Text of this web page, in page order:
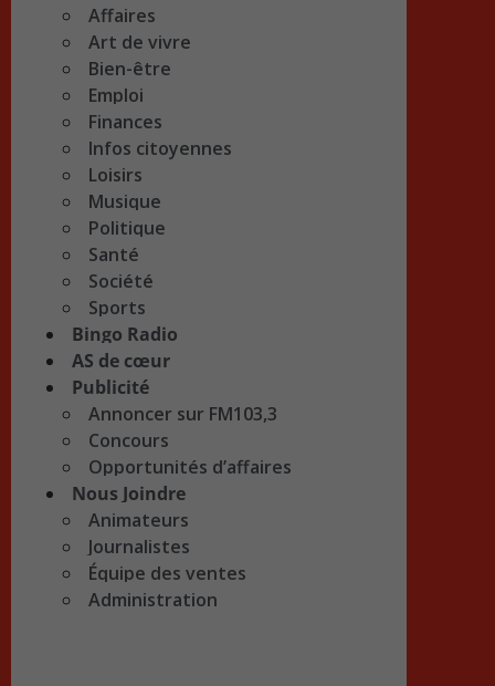
Affaires
Art de vivre
Bien-être
Emploi
Finances
Infos citoyennes
Loisirs
Musique
Politique
Santé
Société
Sports
Bingo Radio
AS de cœur
Publicité
Annoncer sur FM103,3
Concours
Opportunités d’affaires
Nous Joindre
Animateurs
Journalistes
Équipe des ventes
Administration